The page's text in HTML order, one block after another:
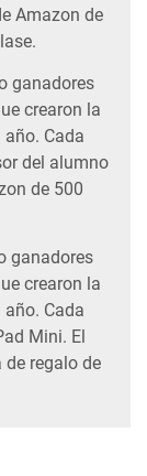
Amazon de
ganadores
crearon la
Cada
del alumno
de 500
ganadores
crearon la
Cada
Mini. El
regalo de